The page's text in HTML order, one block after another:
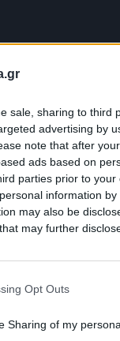
sale, sharing to third
advertising by
note that after
ads based on
parties prior to
information
may also be
that may further
Opt Outs
Sharing of my